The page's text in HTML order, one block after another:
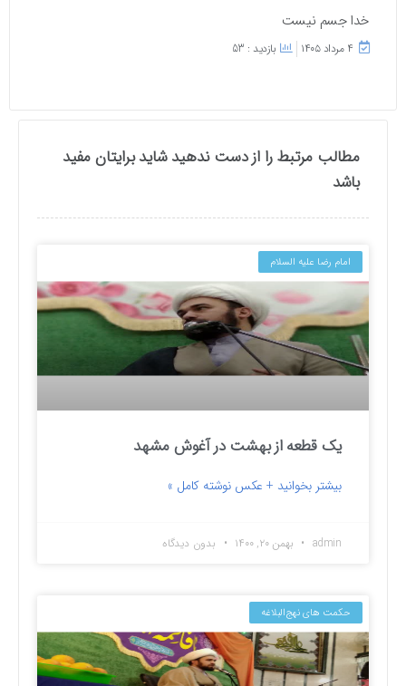
خدا جسم نیست
۴ مرداد ۱۴۰۵ بازدید : 53
مطالب مرتبط را از دست ندهید شاید برایتان مفید
باشد
امام رضا علیه السلام
یک قطعه از بهشت در آغوش مشهد
بیشتر بخوانید + عکس نوشته کامل »
admin بهمن ۲۰, ۱۴۰۰ بدون دیدگاه
حکمت های نهج‌البلاغه